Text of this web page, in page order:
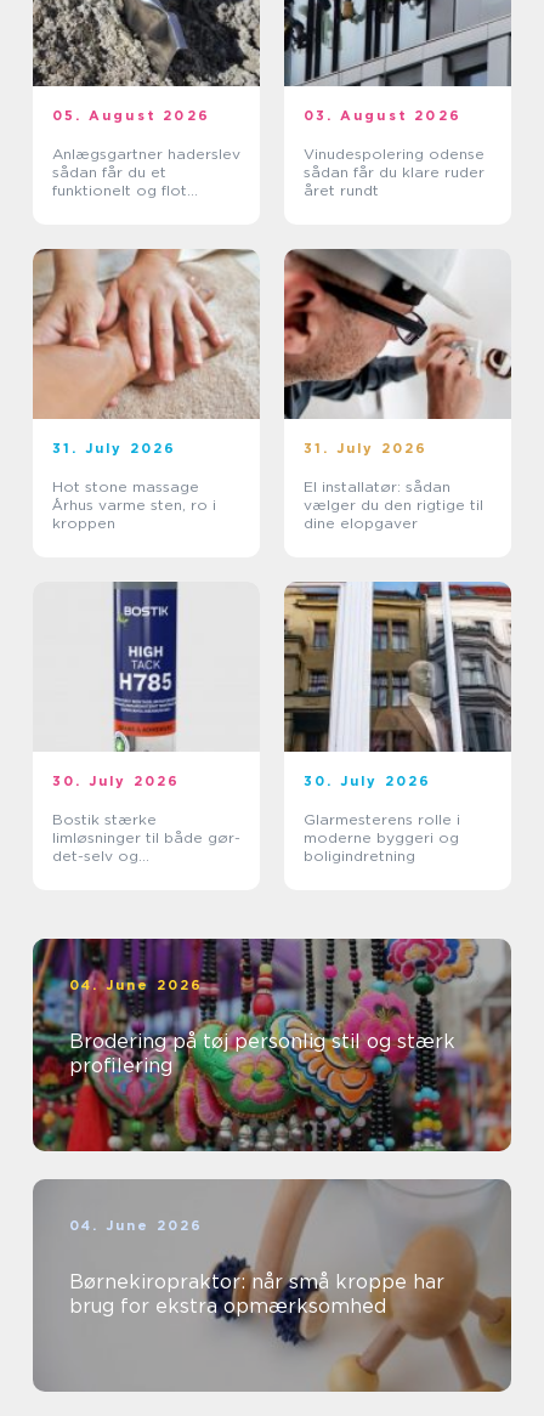
05. August 2026
Anlægsgartner haderslev
sådan får du et
funktionelt og flot
03. August 2026
Vinudespolering odense
sådan får du klare ruder
året rundt
31. July 2026
Hot stone massage
Århus varme sten, ro i
kroppen
31. July 2026
El installatør: sådan
vælger du den rigtige til
dine elopgaver
30. July 2026
Bostik stærke
limløsninger til både gør-
det-selv og
30. July 2026
Glarmesterens rolle i
moderne byggeri og
boligindretning
04. June 2026
Brodering på tøj personlig stil og stærk
profilering
04. June 2026
Børnekiropraktor: når små kroppe har
brug for ekstra opmærksomhed